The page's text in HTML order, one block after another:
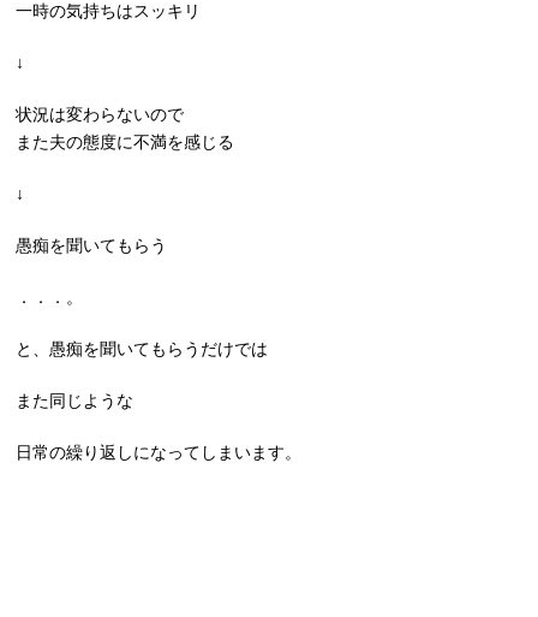
一時の気持ちはスッキリ
↓
状況は変わらないので
また夫の態度に不満を感じる
↓
愚痴を聞いてもらう
．．．。
と、愚痴を聞いてもらうだけでは
また同じような
日常の繰り返しになってしまいます。